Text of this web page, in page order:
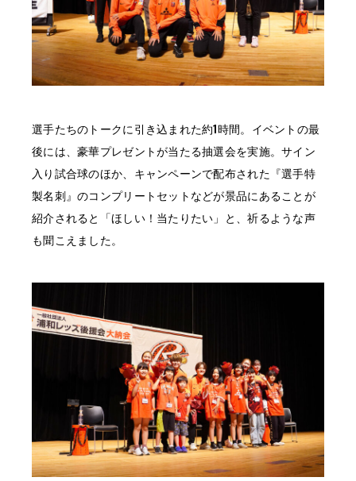
選手たちのトークに引き込まれた約1時間。イベントの最
後には、豪華プレゼントが当たる抽選会を実施。サイン
入り試合球のほか、キャンペーンで配布された『選手特
製名刺』のコンプリートセットなどが景品にあることが
紹介されると「ほしい！当たりたい」と、祈るような声
も聞こえました。